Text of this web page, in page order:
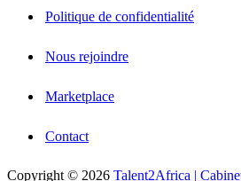
Politique de confidentialité
Nous rejoindre
Marketplace
Contact
Copyright © 2026 Talent2Africa |